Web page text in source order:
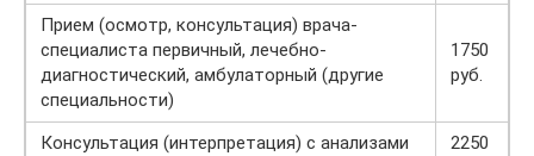
Прием (осмотр, консультация) врача-
специалиста первичный, лечебно-
диагностический, амбулаторный (другие
специальности)
1750
руб.
Консультация (интерпретация) с анализами
2250